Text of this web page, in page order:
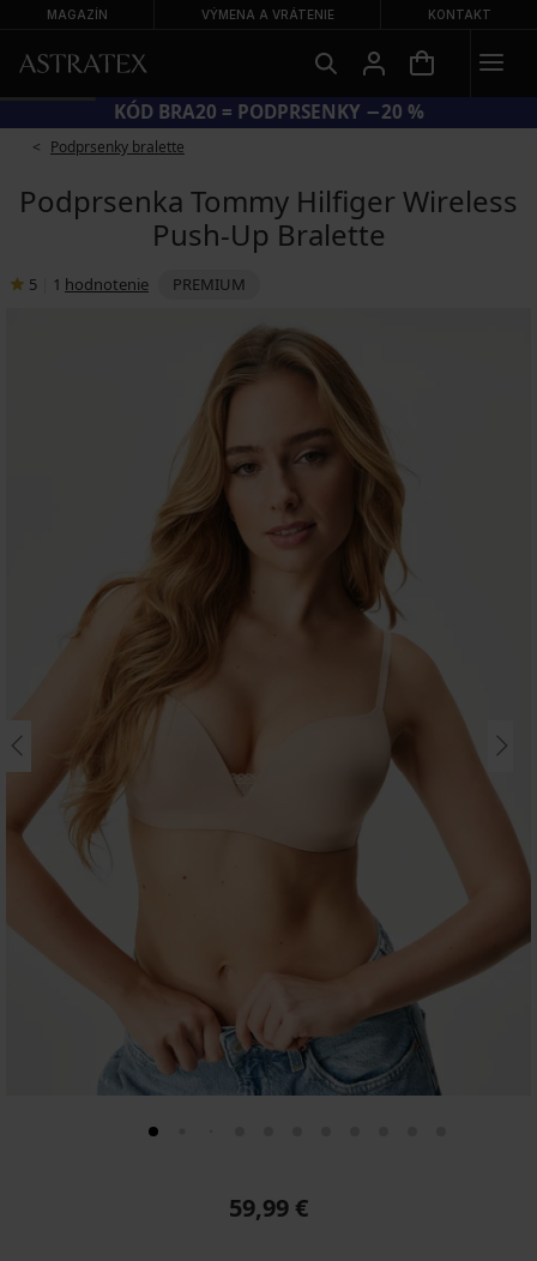
MAGAZÍN VÝMENA A VRÁTENIE KONTAKT
KÓD BRA20 = PODPRSENKY −20 %
Podprsenky bralette
Podprsenka Tommy Hilfiger Wireless
Push-Up Bralette
5 1 hodnotenie PREMIUM
59,99 €